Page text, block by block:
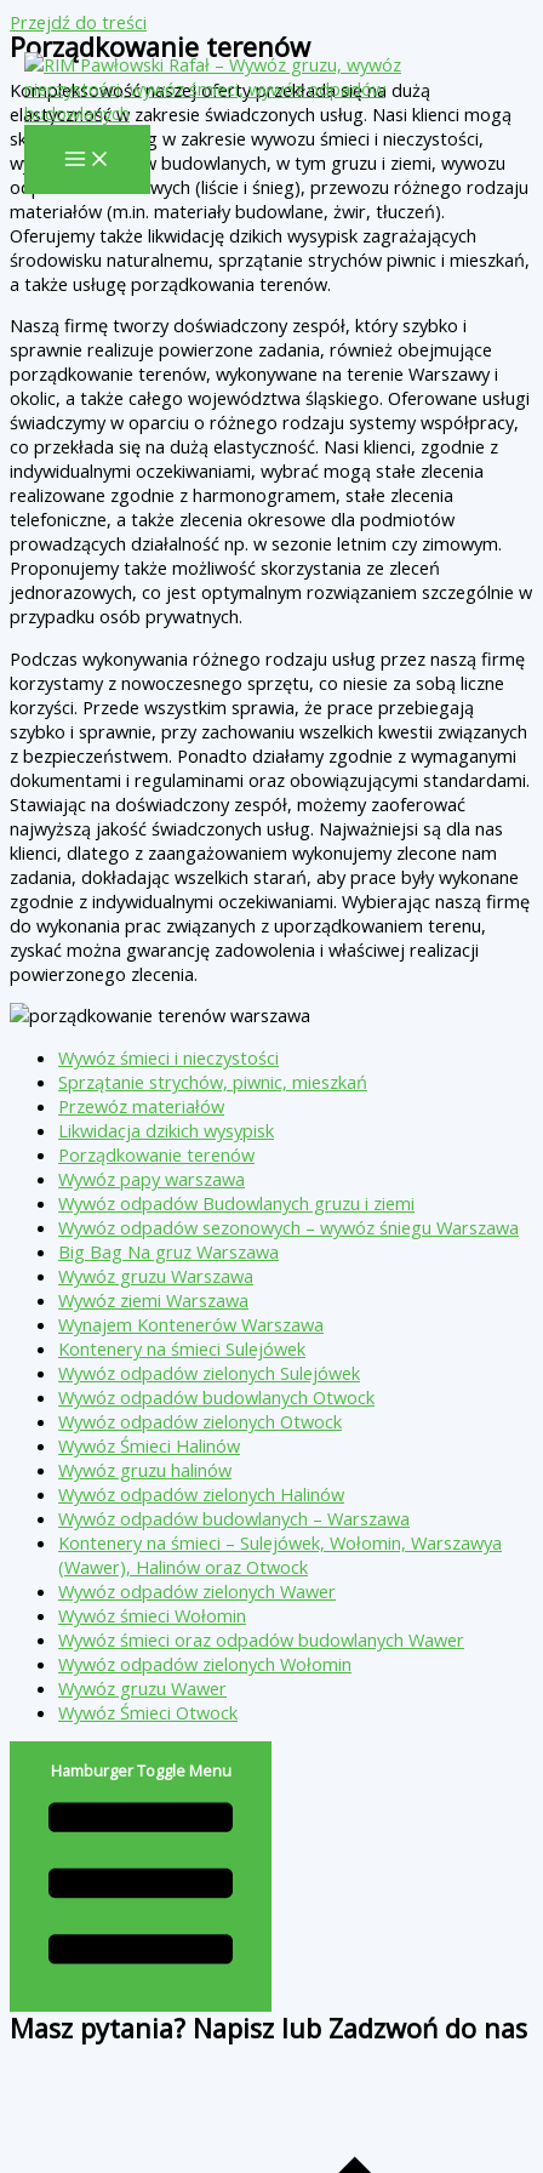
Przejdź do treści
Porządkowanie terenów
Kompleksowość naszej oferty przekłada się na dużą
elastyczność w zakresie świadczonych usług. Nasi klienci mogą
skorzystać z usług w zakresie wywozu śmieci i nieczystości,
wywozu odpadów budowlanych, w tym gruzu i ziemi, wywozu
odpadów sezonowych (liście i śnieg), przewozu różnego rodzaju
materiałów (m.in. materiały budowlane, żwir, tłuczeń).
Oferujemy także likwidację dzikich wysypisk zagrażających
środowisku naturalnemu, sprzątanie strychów piwnic i mieszkań,
a także usługę porządkowania terenów.
Naszą firmę tworzy doświadczony zespół, który szybko i
sprawnie realizuje powierzone zadania, również obejmujące
porządkowanie terenów, wykonywane na terenie Warszawy i
okolic, a także całego województwa śląskiego. Oferowane usługi
świadczymy w oparciu o różnego rodzaju systemy współpracy,
co przekłada się na dużą elastyczność. Nasi klienci, zgodnie z
indywidualnymi oczekiwaniami, wybrać mogą stałe zlecenia
realizowane zgodnie z harmonogramem, stałe zlecenia
telefoniczne, a także zlecenia okresowe dla podmiotów
prowadzących działalność np. w sezonie letnim czy zimowym.
Proponujemy także możliwość skorzystania ze zleceń
jednorazowych, co jest optymalnym rozwiązaniem szczególnie w
przypadku osób prywatnych.
Podczas wykonywania różnego rodzaju usług przez naszą firmę
korzystamy z nowoczesnego sprzętu, co niesie za sobą liczne
korzyści. Przede wszystkim sprawia, że prace przebiegają
szybko i sprawnie, przy zachowaniu wszelkich kwestii związanych
z bezpieczeństwem. Ponadto działamy zgodnie z wymaganymi
dokumentami i regulaminami oraz obowiązującymi standardami.
Stawiając na doświadczony zespół, możemy zaoferować
najwyższą jakość świadczonych usług. Najważniejsi są dla nas
klienci, dlatego z zaangażowaniem wykonujemy zlecone nam
zadania, dokładając wszelkich starań, aby prace były wykonane
zgodnie z indywidualnymi oczekiwaniami. Wybierając naszą firmę
do wykonania prac związanych z uporządkowaniem terenu,
zyskać można gwarancję zadowolenia i właściwej realizacji
powierzonego zlecenia.
Wywóz śmieci i nieczystości
Sprzątanie strychów, piwnic, mieszkań
Przewóz materiałów
Likwidacja dzikich wysypisk
Porządkowanie terenów
Wywóz papy warszawa
Wywóz odpadów Budowlanych gruzu i ziemi
Wywóz odpadów sezonowych – wywóz śniegu Warszawa
Big Bag Na gruz Warszawa
Wywóz gruzu Warszawa
Wywóz ziemi Warszawa
Wynajem Kontenerów Warszawa
Kontenery na śmieci Sulejówek
Wywóz odpadów zielonych Sulejówek
Wywóz odpadów budowlanych Otwock
Wywóz odpadów zielonych Otwock
Wywóz Śmieci Halinów
Wywóz gruzu halinów
Wywóz odpadów zielonych Halinów
Wywóz odpadów budowlanych – Warszawa
Kontenery na śmieci – Sulejówek, Wołomin, Warszawya
(Wawer), Halinów oraz Otwock
Wywóz odpadów zielonych Wawer
Wywóz śmieci Wołomin
Wywóz śmieci oraz odpadów budowlanych Wawer
Wywóz odpadów zielonych Wołomin
Wywóz gruzu Wawer
Wywóz Śmieci Otwock
Hamburger Toggle Menu
Masz pytania? Napisz lub Zadzwoń do nas